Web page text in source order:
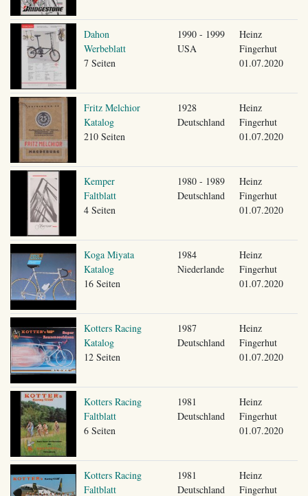
Dahon
Werbeblatt
7 Seiten
1990 - 1999
USA
Heinz
Fingerhut
01.07.2020
Fritz Melchior
Katalog
210 Seiten
1928
Deutschland
Heinz
Fingerhut
01.07.2020
Kemper
Faltblatt
4 Seiten
1980 - 1989
Deutschland
Heinz
Fingerhut
01.07.2020
Koga Miyata
Katalog
16 Seiten
1984
Niederlande
Heinz
Fingerhut
01.07.2020
Kotters Racing
Katalog
12 Seiten
1987
Deutschland
Heinz
Fingerhut
01.07.2020
Kotters Racing
Faltblatt
6 Seiten
1981
Deutschland
Heinz
Fingerhut
01.07.2020
Kotters Racing
Faltblatt
1981
Deutschland
Heinz
Fingerhut